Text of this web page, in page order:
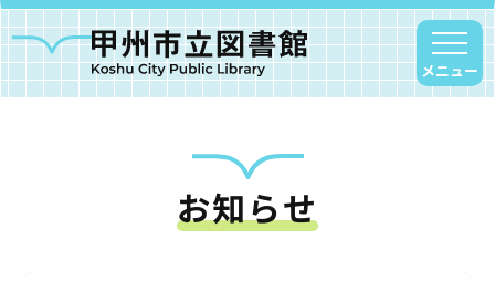
メニュー
お知らせ
甲州市図書館について